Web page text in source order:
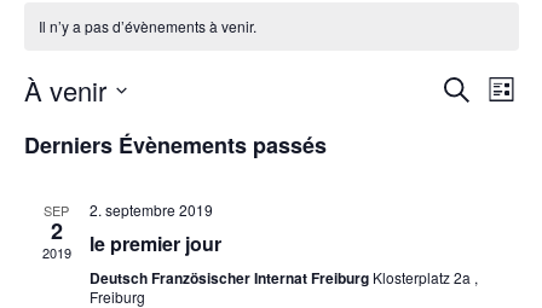
Il n’y a pas d’évènements à venir.
Recherche
de
Liste
À venir
une
Derniers Évènements passés
SEP
2
2019
2. septembre 2019
le premier jour
Deutsch Französischer Internat Freiburg Klosterplatz 2a ,
Freiburg